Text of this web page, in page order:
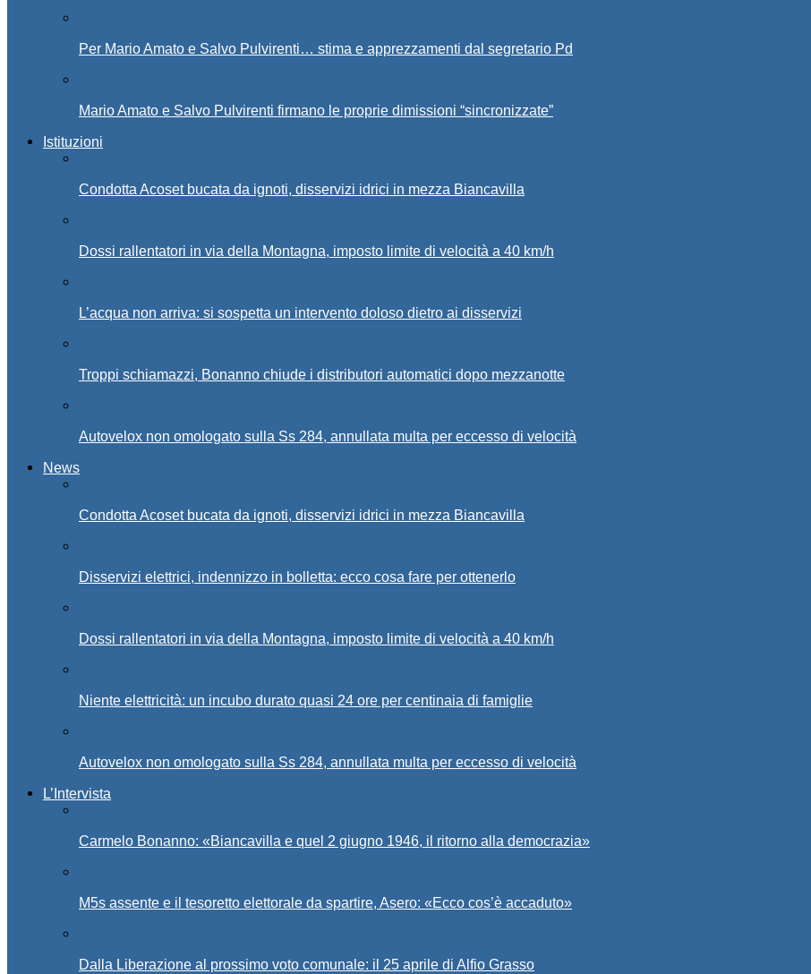
Per Mario Amato e Salvo Pulvirenti… stima e apprezzamenti dal segretario Pd
Mario Amato e Salvo Pulvirenti firmano le proprie dimissioni “sincronizzate”
Istituzioni
Condotta Acoset bucata da ignoti, disservizi idrici in mezza Biancavilla
Dossi rallentatori in via della Montagna, imposto limite di velocità a 40 km/h
L’acqua non arriva: si sospetta un intervento doloso dietro ai disservizi
Troppi schiamazzi, Bonanno chiude i distributori automatici dopo mezzanotte
Autovelox non omologato sulla Ss 284, annullata multa per eccesso di velocità
News
Condotta Acoset bucata da ignoti, disservizi idrici in mezza Biancavilla
Disservizi elettrici, indennizzo in bolletta: ecco cosa fare per ottenerlo
Dossi rallentatori in via della Montagna, imposto limite di velocità a 40 km/h
Niente elettricità: un incubo durato quasi 24 ore per centinaia di famiglie
Autovelox non omologato sulla Ss 284, annullata multa per eccesso di velocità
L’Intervista
Carmelo Bonanno: «Biancavilla e quel 2 giugno 1946, il ritorno alla democrazia»
M5s assente e il tesoretto elettorale da spartire, Asero: «Ecco cos’è accaduto»
Dalla Liberazione al prossimo voto comunale: il 25 aprile di Alfio Grasso